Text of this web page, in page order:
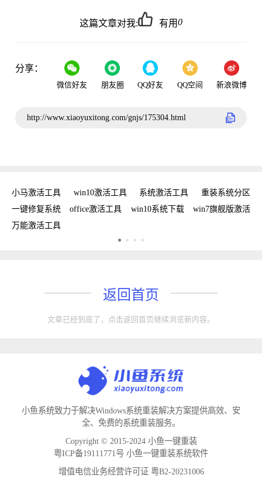
这篇文章对我: 有用0
分享：
微信好友 朋友圈 QQ好友 QQ空间 新浪微博
http://www.xiaoyuxitong.com/gnjs/175304.html
小马激活工具 win10激活工具 系统激活工具
重装系统分区
一键修复系统
office激活工具 win10系统下载
win7旗舰版激活
万能激活工具
返回首页
文章已经到底了，点击返回首页继续浏览新内容。
小鱼系统致力于解决Windows系统重装解决方案提供高效、安
全、免费的系统重装服务。
Copyright © 2015-2024 小鱼一键重装
粤ICP备19111771号 小鱼一键重装系统软件
增值电信业务经营许可证 粤B2-20231006